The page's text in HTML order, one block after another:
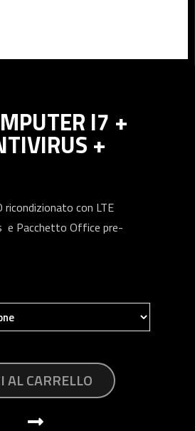
I7 +
+
ricondizionato con LTE
e Pacchetto Office pre-
AL CARRELLO